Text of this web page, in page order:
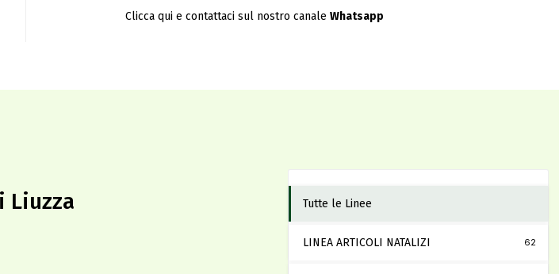
Clicca qui e contattaci sul nostro canale Whatsapp
Liuzza Tutte le Linee
LINEA ARTICOLI NATALIZI 62